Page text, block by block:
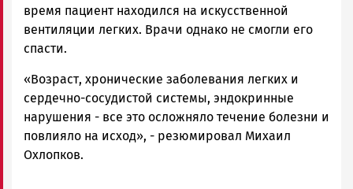
время пациент находился на искусственной
вентиляции легких. Врачи однако не смогли его
спасти.
«Возраст, хронические заболевания легких и
сердечно-сосудистой системы, эндокринные
нарушения - все это осложняло течение болезни и
повлияло на исход», - резюмировал Михаил
Охлопков.